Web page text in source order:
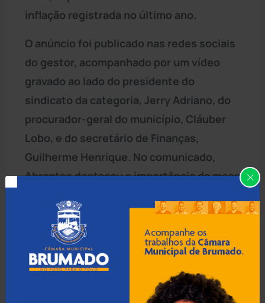
inflação registrada no último ano.
O anúncio foi publicado nas redes sociais
do gestor, acompanhado por um vídeo
gravado ao lado do presidente do
sindicato da categoria, Jerry Adriano, do
procurador-geral do município, Cláuber
Lobo, e do secretário de Finanças,
Guilherme Henrique. No comunicado,
Abrantes destacou a importância da mesa
anterior concedido à categoria havia sido
de 5%.
Durante o pronunciamento, o prefeito
ressaltou que a medida busca reconhecer
o trabalho dos funcionários envolvidos no